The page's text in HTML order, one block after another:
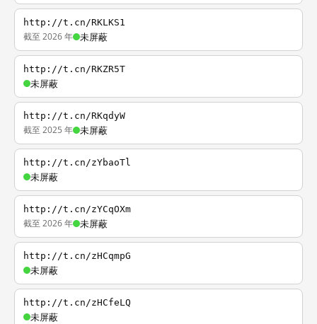
http://t.cn/RKLKS1
截至 2026 年 未屏蔽
http://t.cn/RKZR5T
未屏蔽
http://t.cn/RKqdyW
截至 2025 年 未屏蔽
http://t.cn/zYbaoTl
未屏蔽
http://t.cn/zYCqOXm
截至 2026 年 未屏蔽
http://t.cn/zHCqmpG
未屏蔽
http://t.cn/zHCfeLQ
未屏蔽